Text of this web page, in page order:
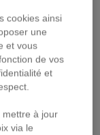
cookies ainsi
une
et vous
de vos
et
mettre à jour
via le